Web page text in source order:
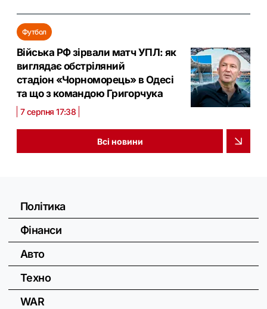
Футбол
Війська РФ зірвали матч УПЛ: як
виглядає обстріляний
стадіон «Чорноморець» в Одесі
та що з командою Григорчука
7 серпня 17:38
Всі новини
Політика
Фінанси
Авто
Техно
WAR